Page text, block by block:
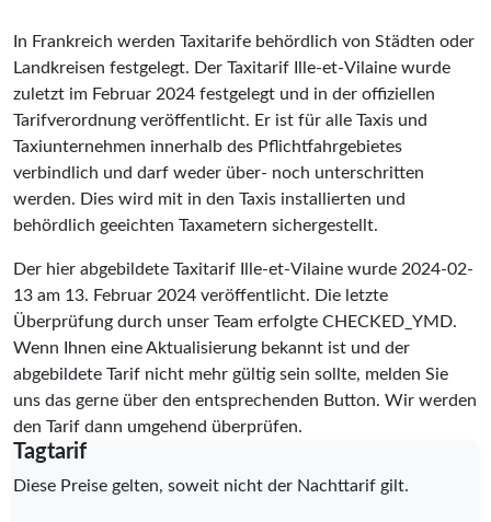
In Frankreich werden Taxitarife behördlich von Städten oder
Landkreisen festgelegt. Der Taxitarif Ille-et-Vilaine wurde
zuletzt im Februar 2024 festgelegt und in der offiziellen
Tarifverordnung veröffentlicht. Er ist für alle Taxis und
Taxiunternehmen innerhalb des Pflichtfahrgebietes
verbindlich und darf weder über- noch unterschritten
werden. Dies wird mit in den Taxis installierten und
behördlich geeichten Taxametern sichergestellt.
Der hier abgebildete Taxitarif Ille-et-Vilaine wurde 2024-02-
13 am 13. Februar 2024 veröffentlicht. Die letzte
Überprüfung durch unser Team erfolgte CHECKED_YMD.
Wenn Ihnen eine Aktualisierung bekannt ist und der
abgebildete Tarif nicht mehr gültig sein sollte, melden Sie
uns das gerne über den entsprechenden Button. Wir werden
den Tarif dann umgehend überprüfen.
Tagtarif
Diese Preise gelten, soweit nicht der Nachttarif gilt.